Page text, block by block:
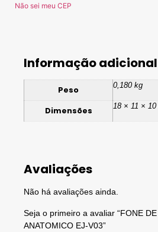
Não sei meu CEP
Informação adicional
Peso 0,180 kg
Dimensões 18 × 11 ×
Avaliações
Não há avaliações ainda.
Seja o primeiro a avaliar “FONE
ANATOMICO EJ-V03”